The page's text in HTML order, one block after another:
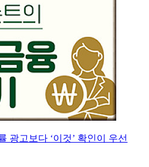
광고보다 ‘이것’ 확인이 우선